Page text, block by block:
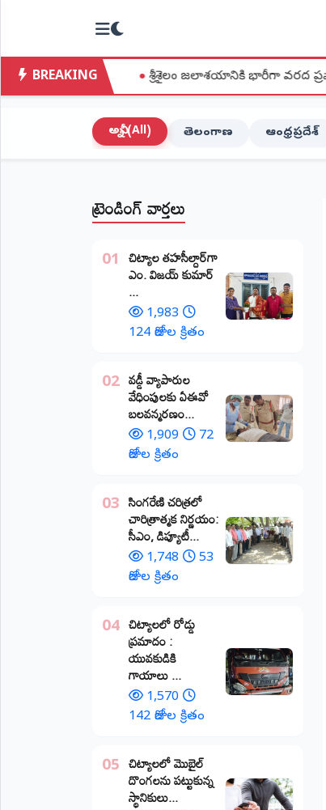
NTODAY×
హోమ్
BREAKING
●శ్రీశైలం జలాశయానికి భారీగా వరద ప్రవాహం ●
అన్నీ (All) తెలంగాణ ఆంధ్రప్రదేశ్
ట్రెండింగ్ వార్తలు
01 ​చిట్యాల తహసీల్దార్‌గా
ఎం. విజయ్ కుమార్
...
1,983
124 రోజుల క్రితం
02 వడ్డీ వ్యాపారుల
వేధింపులకు ఏఈవో
బలవన్మరణం...
1,909
72
రోజుల క్రితం
03 ​సింగరేణి చరిత్రలో
చారిత్రాత్మక నిర్ణయం:
సీఎం, డిప్యూటీ...
1,748
53
రోజుల క్రితం
04 చిట్యాలలో రోడ్డు
ప్రమాదం :
యువకుడికి
గాయాలు ​...
1,570
142 రోజుల క్రితం
05 చిట్యాలలో మొబైల్
దొంగలను పట్టుకున్న
స్థానికులు...